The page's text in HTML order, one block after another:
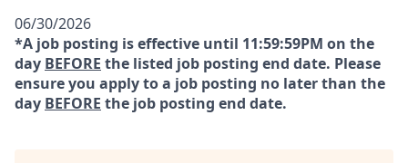
06/30/2026
*A job posting is effective until 11:59:59PM on the
day BEFORE the listed job posting end date. Please
ensure you apply to a job posting no later than the
day BEFORE the job posting end date.